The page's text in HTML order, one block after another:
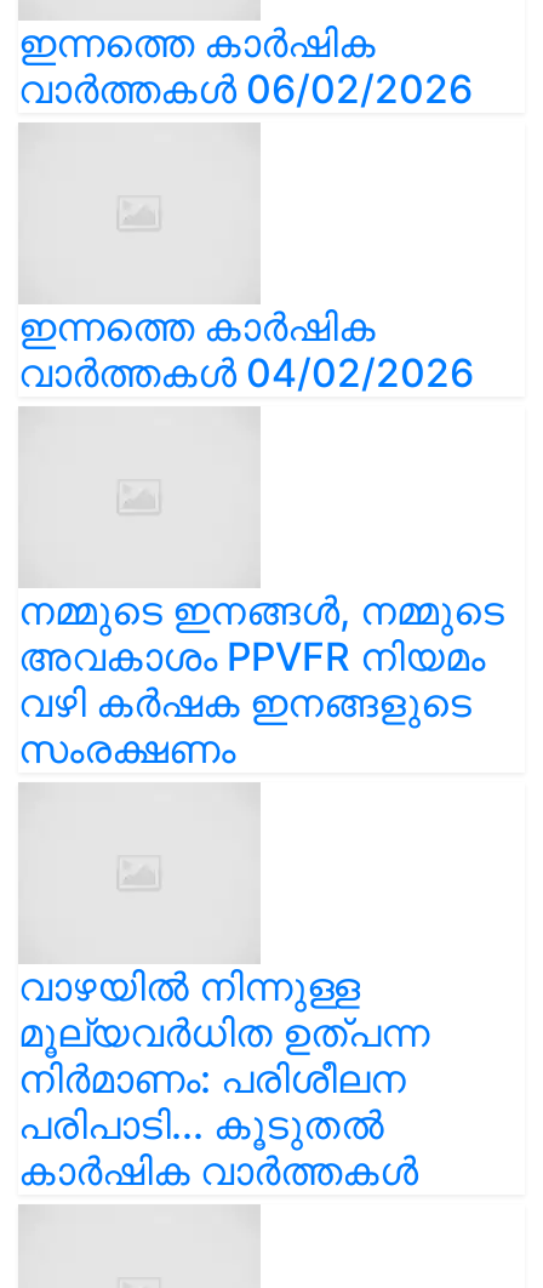
ഇന്നത്തെ കാർഷിക
വാർത്തകൾ 06/02/2026
ഇന്നത്തെ കാർഷിക
വാർത്തകൾ 04/02/2026
നമ്മുടെ ഇനങ്ങൾ, നമ്മുടെ
അവകാശം PPVFR നിയമം
വഴി കർഷക ഇനങ്ങളുടെ
സംരക്ഷണം
വാഴയിൽ നിന്നുള്ള
മൂല്യവർധിത ഉത്പന്ന
നിർമാണം: പരിശീലന
പരിപാടി... കൂടുതൽ
കാർഷിക വാർത്തകൾ